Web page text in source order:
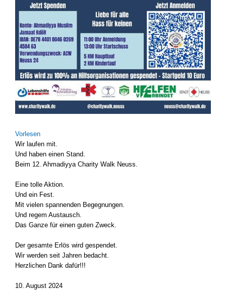
Vor­le­sen
Wir lau­fen mit.
Und haben einen Stand.
Beim 12. Ahma­di­y­ya Cha­ri­ty Walk Neuss.
Eine tol­le Akti­on.
Und ein Fest.
Mit vie­len span­nen­den Begeg­nun­gen.
Und regem Aus­tausch.
Das Gan­ze für einen guten Zweck.
Der gesam­te Erlös wird gespen­det.
Wir wer­den seit Jah­ren bedacht.
Herz­li­chen Dank dafür!!!
10. August 2024